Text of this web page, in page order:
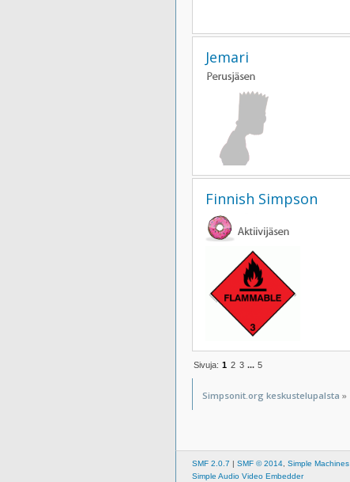
Jemari
Finnish Simpson
Sivuja: 1 2 3 ... 5
Simpsonit.org keskustelupalsta »
SMF 2.0.7 | SMF © 2014, Simple Machines
Simple Audio Video Embedder